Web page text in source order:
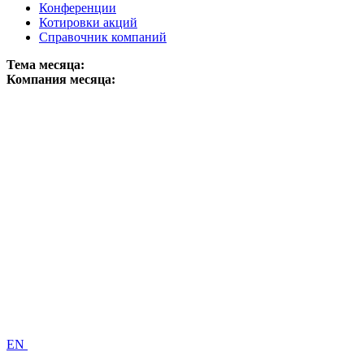
Конференции
Котировки акций
Справочник компаний
Тема месяца:
Компания месяца:
EN